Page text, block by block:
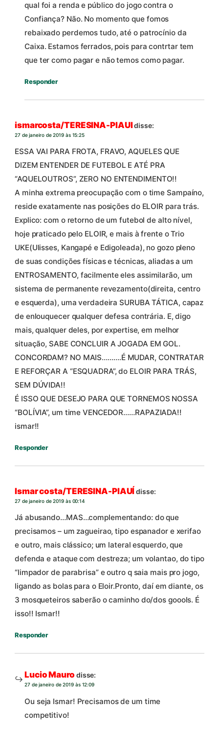
qual foi a renda e público do jogo contra o
Confiança? Não. No momento que fomos
rebaixado perdemos tudo, até o patrocínio da
Caixa. Estamos ferrados, pois para contrtar tem
que ter como pagar e não temos como pagar.
Responder
ismarcosta/TERESINA-PIAUIdisse:
27 de janeiro de 2019 às 15:25
ESSA VAI PARA FROTA, FRAVO, AQUELES QUE
DIZEM ENTENDER DE FUTEBOL E ATÉ PRA
“AQUELOUTROS”, ZERO NO ENTENDIMENTO!!
A minha extrema preocupação com o time Sampaíno,
reside exatamente nas posições do ELOIR para trás.
Explico: com o retorno de um futebol de alto nível,
hoje praticado pelo ELOIR, e mais à frente o Trio
UKE(Ulisses, Kangapé e Edigoleada), no gozo pleno
de suas condições físicas e técnicas, aliadas a um
ENTROSAMENTO, facilmente eles assimilarão, um
sistema de permanente revezamento(direita, centro
e esquerda), uma verdadeira SURUBA TÁTICA, capaz
de enlouquecer qualquer defesa contrária. E, digo
mais, qualquer deles, por expertise, em melhor
situação, SABE CONCLUIR A JOGADA EM GOL.
CONCORDAM? NO MAIS……….É MUDAR, CONTRATAR
E REFORÇAR A “ESQUADRA”, do ELOIR PARA TRÁS,
SEM DÚVIDA!!
É ISSO QUE DESEJO PARA QUE TORNEMOS NOSSA
“BOLÍVIA”, um time VENCEDOR……RAPAZIADA!!
ismar!!
Responder
Ismar costa/TERESINA-PIAUÍdisse:
27 de janeiro de 2019 às 00:14
Já abusando…MAS…complementando: do que
precisamos – um zagueirao, tipo espanador e xerifao
e outro, mais clássico; um lateral esquerdo, que
defenda e ataque com destreza; um volantao, do tipo
“limpador de parabrisa” e outro q saia mais pro jogo,
ligando as bolas para o Eloir.Pronto, daí em diante, os
3 mosqueteiros saberão o caminho do/dos goools. É
isso!! Ismar!!
Responder
Lucio Mauro disse:
27 de janeiro de 2019 às 12:09
Ou seja Ismar! Precisamos de um time
competitivo!